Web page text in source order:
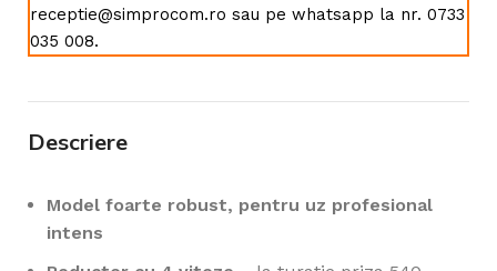
receptie@simprocom.ro sau pe whatsapp la nr. 0733
035 008.
Descriere
Model foarte robust, pentru uz profesional
intens